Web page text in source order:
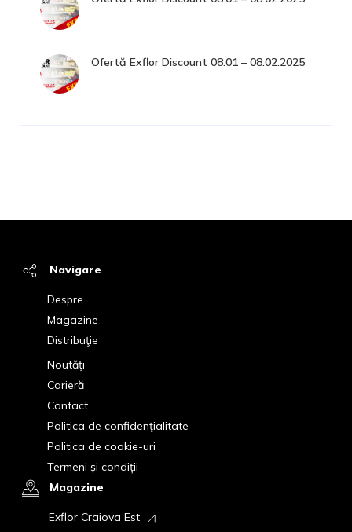
Ofertă Exflor Discount 08.01 – 08.02.2025
Navigare
Despre
Magazine
Distribuţie
Noutăţi
Carieră
Contact
Politica de confidenţialitate
Politica de cookie-uri
Termeni și condiții
Magazine
Exflor Craiova Est